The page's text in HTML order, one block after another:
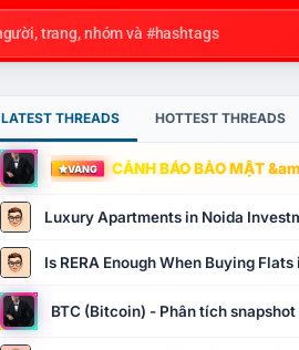
LATEST THREADS HOTTEST THREADS
VÀNG CẢNH BÁO BẢO MẬT
Luxury Apartments in Noida
Is RERA Enough When Buying Flats
BTC (Bitcoin) - Phân tích